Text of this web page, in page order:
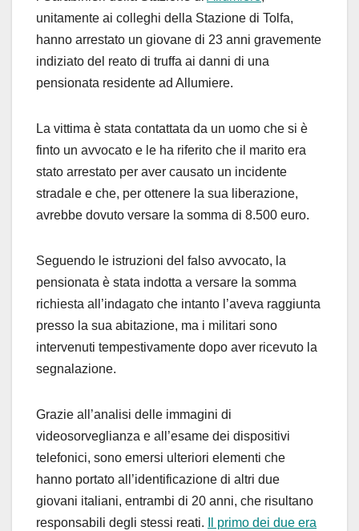
unitamente ai colleghi della Stazione di Tolfa,
hanno arrestato un giovane di 23 anni gravemente
indiziato del reato di truffa ai danni di una
pensionata residente ad Allumiere.
La vittima è stata contattata da un uomo che si è
finto un avvocato e le ha riferito che il marito era
stato arrestato per aver causato un incidente
stradale e che, per ottenere la sua liberazione,
avrebbe dovuto versare la somma di 8.500 euro.
Seguendo le istruzioni del falso avvocato, la
pensionata è stata indotta a versare la somma
richiesta all’indagato che intanto l’aveva raggiunta
presso la sua abitazione, ma i militari sono
intervenuti tempestivamente dopo aver ricevuto la
segnalazione.
Grazie all’analisi delle immagini di
videosorveglianza e all’esame dei dispositivi
telefonici, sono emersi ulteriori elementi che
hanno portato all’identificazione di altri due
giovani italiani, entrambi di 20 anni, che risultano
responsabili degli stessi reati.
Il primo dei due era